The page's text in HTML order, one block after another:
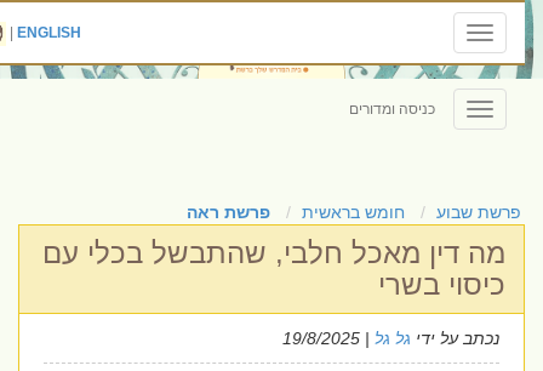
Toggle
navigation
ENGLISH
|
Toggle
navigation
כניסה ומדורים
פרשת שבוע חומש בראשית פרשת ראה
מה דין מאכל חלבי, שהתבשל בכלי עם
כיסוי בשרי
נכתב על ידיגל גל | 19/8/2025